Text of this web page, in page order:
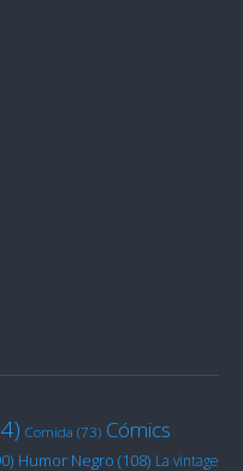
Comida (73) Cómics
Humor Negro (108) La vintage